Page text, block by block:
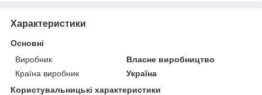
Характеристики
Основні
Виробник
Власне виробництво
Країна виробник
Україна
Користувальницькі характеристики